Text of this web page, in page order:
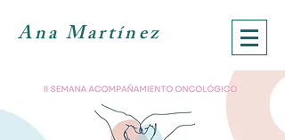
Ana Martínez